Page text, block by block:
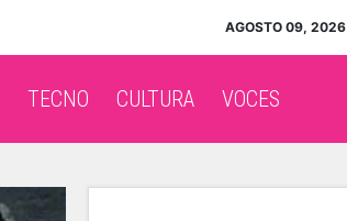
AGOSTO 09, 2026
TECNO CULTURA VOCES